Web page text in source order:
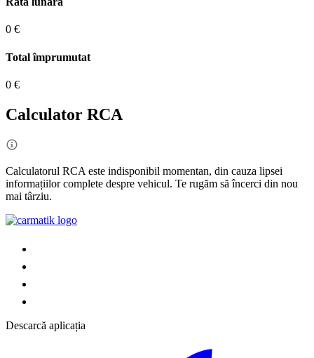
0 €
Total împrumutat
0 €
Calculator RCA
Calculatorul RCA este indisponibil momentan, din cauza lipsei
informațiilor complete despre vehicul. Te rugăm să încerci din nou
mai târziu.
Descarcă aplicația